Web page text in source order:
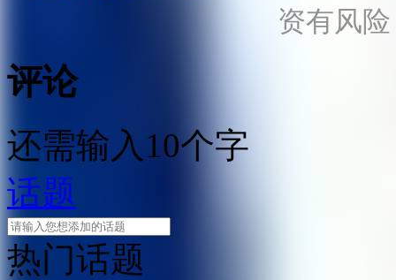
资有风
评论
还需输入10个字
话题
热门话题